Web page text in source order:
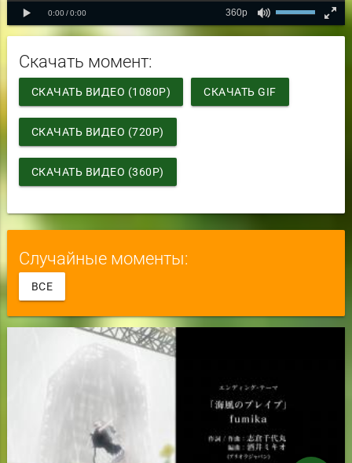
Скачать момент:
СКАЧАТЬ ВИДЕО (1080P) СКАЧАТЬ GIF
СКАЧАТЬ ВИДЕО (720P)
СКАЧАТЬ ВИДЕО (360P)
Случайные моменты:
ВСЕ